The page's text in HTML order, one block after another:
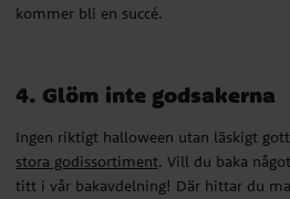
kommer bli en succé.
4. Glöm inte godsakerna
Ingen riktigt halloween utan läskigt
stora godissortiment. Vill du baka
titt i vår bakavdelning! Där hittar du